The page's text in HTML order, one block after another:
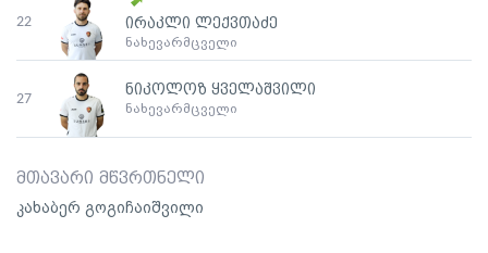
22 ირაკლი ლექვთაძე
ნახევარმცველი
27
ნიკოლოზ ყველაშვილი
ნახევარმცველი
მთავარი მწვრთნელი
კახაბერ გოგიჩაიშვილი